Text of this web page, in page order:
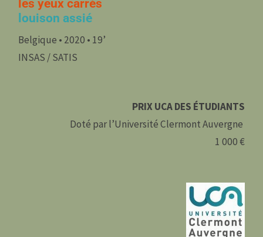
les yeux carrés
louison assié
Belgique • 2020 • 19’
INSAS / SATIS
PRIX UCA DES ÉTUDIANTS
Doté par l’Université Clermont Auvergne
1 000 €